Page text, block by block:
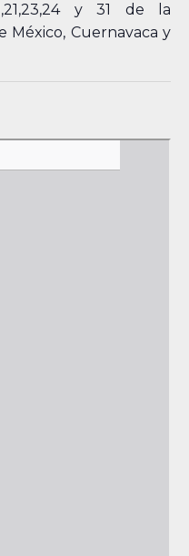
y 31 de la
México, Cuernavaca y